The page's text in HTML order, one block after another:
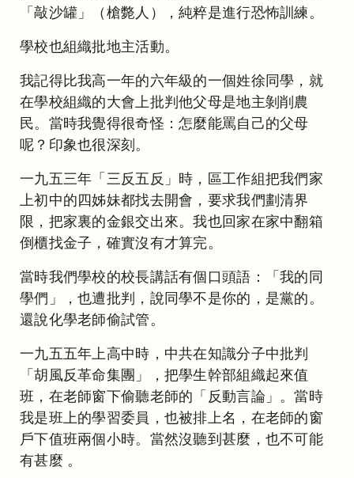
「敲沙罐」（槍斃人），純粹是進行恐怖訓練。
學校也組織批地主活動。
我記得比我高一年的六年級的一個姓徐同學，就
在學校組織的大會上批判他父母是地主剝削農
民。當時我覺得很奇怪：怎麼能罵自己的父母
呢？印象也很深刻。
一九五三年「三反五反」時，區工作組把我們家
上初中的四姊妹都找去開會，要求我們劃清界
限，把家裏的金銀交出來。我也回家在家中翻箱
倒櫃找金子，確實沒有才算完。
當時我們學校的校長講話有個口頭語：「我的同
學們」，也遭批判，說同學不是你的，是黨的。
還說化學老師偷試管。
一九五五年上高中時，中共在知識分子中批判
「胡風反革命集團」，把學生幹部組織起來值
班，在老師窗下偷聽老師的「反動言論」。當時
我是班上的學習委員，也被排上名，在老師的窗
戶下值班兩個小時。當然沒聽到甚麼，也不可能
有甚麼 。